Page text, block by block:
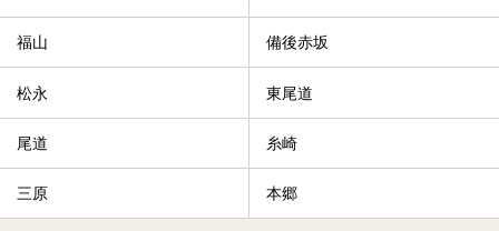
福山 備後赤坂
松永 東尾道
尾道 糸崎
三原 本郷